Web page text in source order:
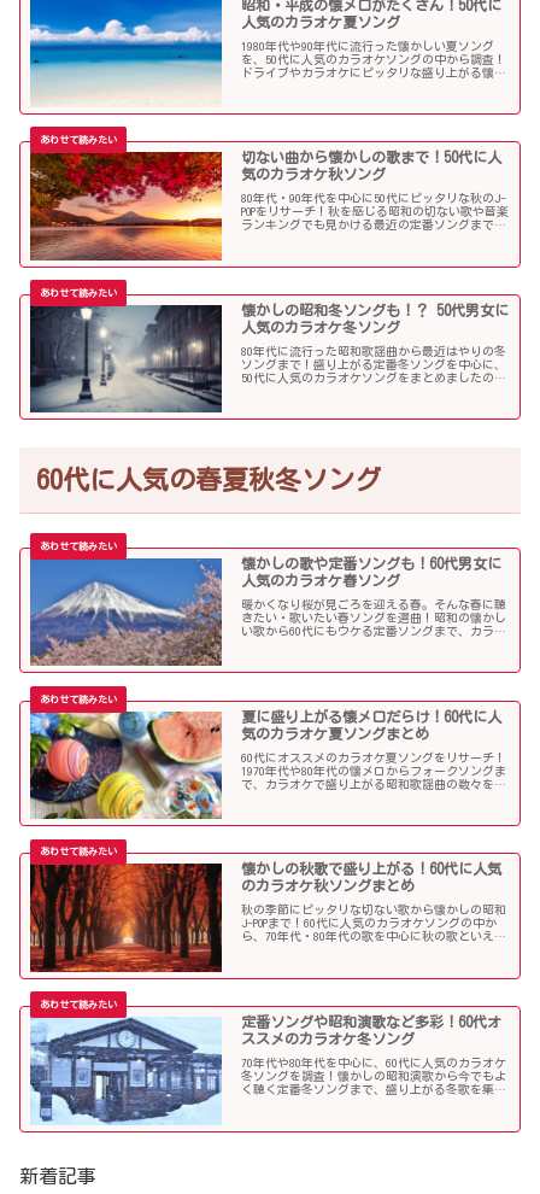
昭和・平成の懐メロがたくさん！50代に
人気のカラオケ夏ソング
1980年代や90年代に流行った懐かしい夏ソング
を、50代に人気のカラオケソングの中から調査！
ドライブやカラオケにピッタリな盛り上がる懐メ
切ない曲から懐かしの歌まで！50代に人
気のカラオケ秋ソング
80年代・90年代を中心に50代にピッタリな秋のJ-
POPをリサーチ！秋を感じる昭和の切ない歌や音楽
ランキングでも見かける最近の定番ソングまで、
懐かしの昭和冬ソングも！？ 50代男女に
人気のカラオケ冬ソング
80年代に流行った昭和歌謡曲から最近はやりの冬
ソングまで！盛り上がる定番冬ソングを中心に、
50代に人気のカラオケソングをまとめましたので
60代に人気の春夏秋冬ソング
懐かしの歌や定番ソングも！60代男女に
人気のカラオケ春ソング
暖かくなり桜が見ごろを迎える春。そんな春に聴
きたい・歌いたい春ソングを選曲！昭和の懐かし
い歌から60代にもウケる定番ソングまで、カラオ
夏に盛り上がる懐メロだらけ！60代に人
気のカラオケ夏ソングまとめ
60代にオススメのカラオケ夏ソングをリサーチ！
1970年代や80年代の懐メロからフォークソングま
で、カラオケで盛り上がる昭和歌謡曲の数々を取
懐かしの秋歌で盛り上がる！60代に人気
のカラオケ秋ソングまとめ
秋の季節にピッタリな切ない歌から懐かしの昭和
J-POPまで！60代に人気のカラオケソングの中か
ら、70年代・80年代の歌を中心に秋の歌といえば
定番ソングや昭和演歌など多彩！60代オ
ススメのカラオケ冬ソング
70年代や80年代を中心に、60代に人気のカラオケ
冬ソングを調査！懐かしの昭和演歌から今でもよ
く聴く定番冬ソングまで、盛り上がる冬歌を集め
新着記事